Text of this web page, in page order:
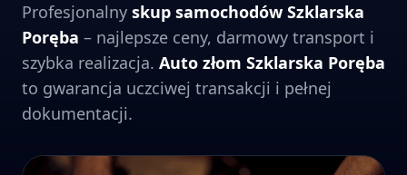
Profesjonalny skup samochodów Szklarska
Poręba – najlepsze ceny, darmowy transport i
szybka realizacja. Auto złom Szklarska Poręba
to gwarancja uczciwej transakcji i pełnej
dokumentacji.